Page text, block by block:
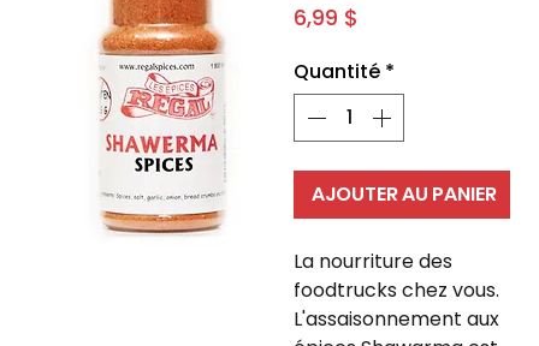
6,99 $
Quantité *
AJOUTER AU PANIER
La nourriture des
foodtrucks chez vous.
L'assaisonnement aux